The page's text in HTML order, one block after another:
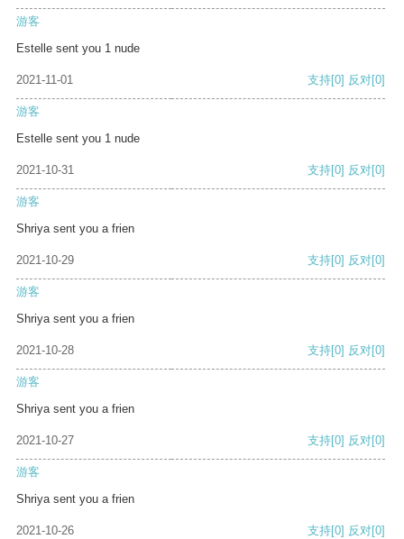
游客
Estelle sent you 1 nude
2021-11-01 支持[0] 反对[0]
游客
Estelle sent you 1 nude
2021-10-31 支持[0] 反对[0]
游客
Shriya sent you a frien
2021-10-29 支持[0] 反对[0]
游客
Shriya sent you a frien
2021-10-28 支持[0] 反对[0]
游客
Shriya sent you a frien
2021-10-27 支持[0] 反对[0]
游客
Shriya sent you a frien
2021-10-26 支持[0] 反对[0]